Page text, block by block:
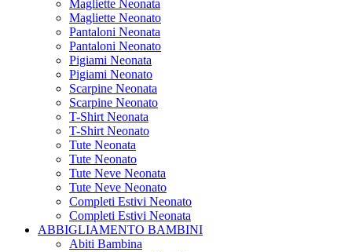
Magliette Neonata
Magliette Neonato
Pantaloni Neonata
Pantaloni Neonato
Pigiami Neonata
Pigiami Neonato
Scarpine Neonata
Scarpine Neonato
T-Shirt Neonata
T-Shirt Neonato
Tute Neonata
Tute Neonato
Tute Neve Neonata
Tute Neve Neonato
Completi Estivi Neonato
Completi Estivi Neonata
ABBIGLIAMENTO BAMBINI
Abiti Bambina